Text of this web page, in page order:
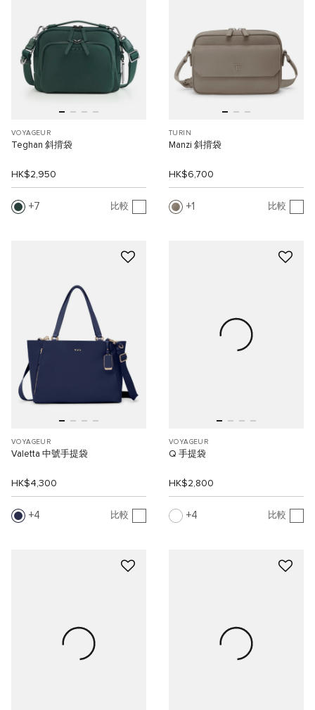
VOYAGEUR
Teghan 斜揹袋
HK$2,950
7 比較
TURIN
Manzi 斜揹袋
HK$6,700
1 比較
VOYAGEUR
Valetta 中號手提袋
HK$4,300
4 比較
VOYAGEUR
Q 手提袋
HK$2,800
4 比較